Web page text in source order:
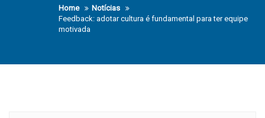
Home
Notícias
Feedback: adotar cultura é fundamental para ter equipe
motivada